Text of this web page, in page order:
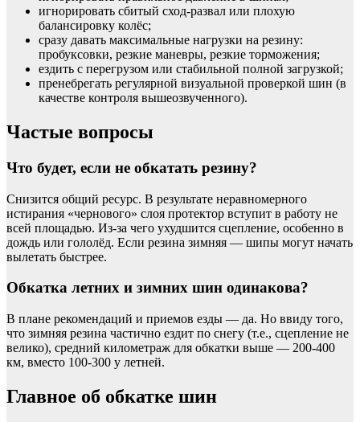
игнорировать сбитый сход-развал или плохую
балансировку колёс;
сразу давать максимальные нагрузки на резину:
пробуксовки, резкие маневры, резкие торможения;
ездить с перегрузом или стабильной полной загрузкой;
пренебрегать регулярной визуальной проверкой шин (в
качестве контроля вышеозвученного).
Частые вопросы
Что будет, если не обкатать резину?
Снизится общий ресурс. В результате неравномерного
истирания «чернового» слоя протектор вступит в работу не
всей площадью. Из-за чего ухудшится сцепление, особенно в
дождь или гололёд. Если резина зимняя — шипы могут начать
вылетать быстрее.
Обкатка летних и зимних шин одинакова?
В плане рекомендаций и приемов езды — да. Но ввиду того,
что зимняя резина частично ездит по снегу (т.е., сцепление не
велико), средний километраж для обкатки выше — 200-400
км, вместо 100-300 у летней.
Главное об обкатке шин